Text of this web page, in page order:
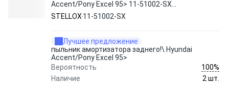
Accent/Pony Excel 95> 11-51002-SX
STELLOX
STELLOX 11-51002-SX
Лучшее предложение
пыльник амортизатора заднего!\ Hyundai
Accent/Pony Excel 95>
Вероятность
100%
Наличие
2 шт.